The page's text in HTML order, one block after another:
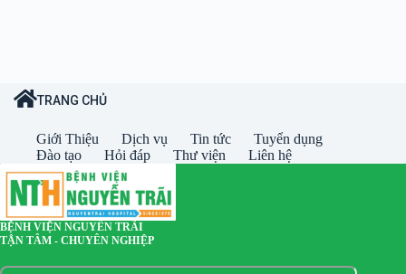
TRANG CHỦ
Giới Thiệu Dịch vụ Tin tức
Tuyển dụng
Đào tạo
Hỏi đáp Thư viện Liên hệ
BỆNH VIỆN NGUYỄN TRÃI
TẬN TÂM - CHUYÊN NGHIỆP